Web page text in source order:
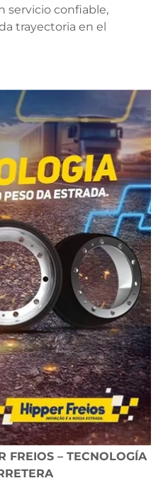
servicio confiable,
trayectoria en el
FREIOS – TECNOLOGÍA